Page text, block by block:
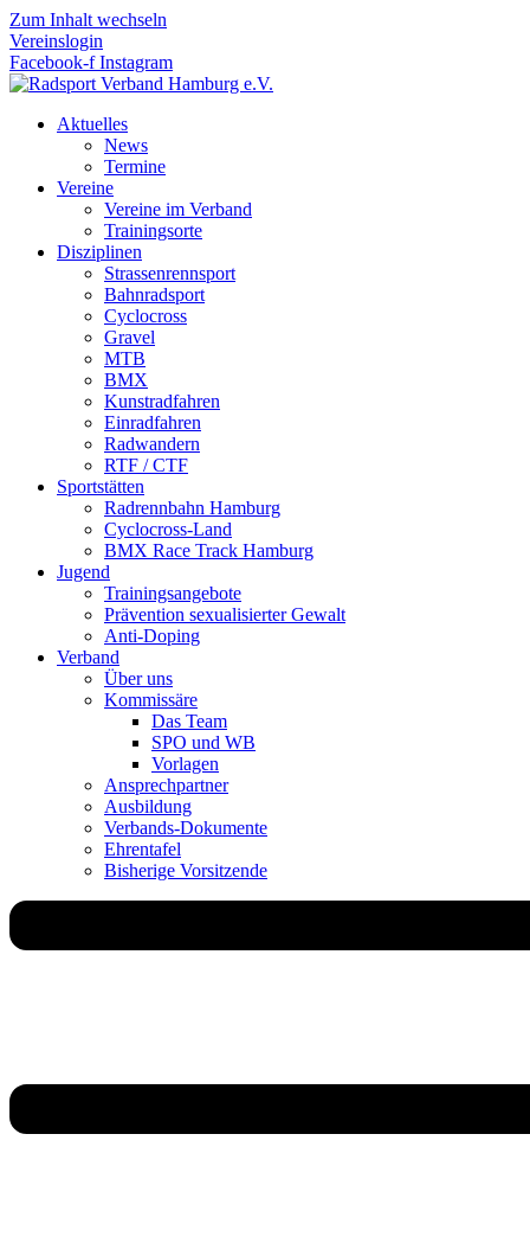
Zum Inhalt wechseln
Vereinslogin
Facebook-f Instagram
Aktuelles
News
Termine
Vereine
Vereine im Verband
Trainingsorte
Disziplinen
Strassen­rennsport
Bahnrad­sport
Cyclocross
Gravel
MTB
BMX
Kunstradfahren
Einradfahren
Radwandern
RTF / CTF
Sportstätten
Radrennbahn Hamburg
Cyclocross-Land
BMX Race Track Hamburg
Jugend
Trainingsangebote
Prävention sexualisierter Gewalt
Anti-Doping
Verband
Über uns
Kommissäre
Das Team
SPO und WB
Vorlagen
Ansprechpartner
Ausbildung
Verbands-Dokumente
Ehrentafel
Bisherige Vorsitzende